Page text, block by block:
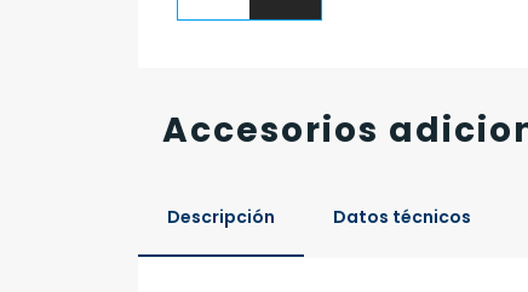
Accesorios
Descripción Datos técnicos